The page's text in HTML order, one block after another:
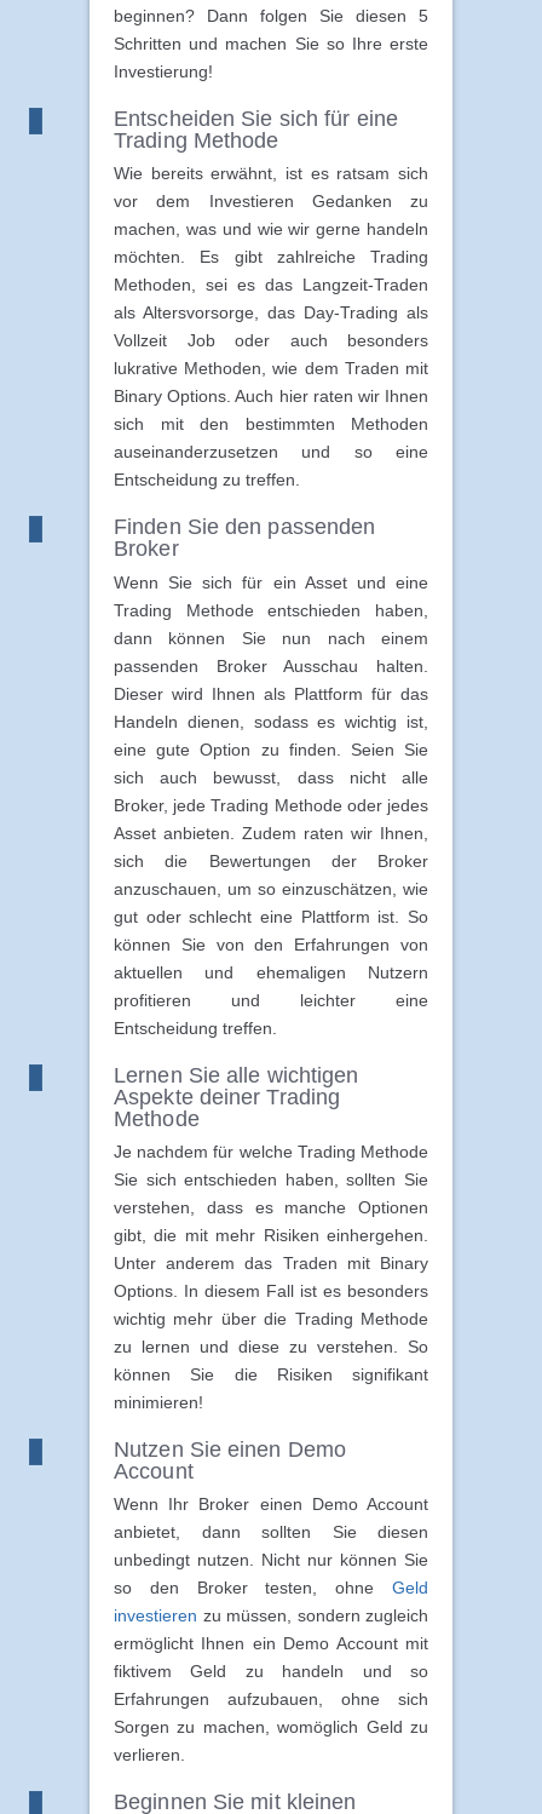
beginnen? Dann folgen Sie diesen 5
Schritten und machen Sie so Ihre erste
Investierung!
Entscheiden Sie sich für eine
Trading Methode
Wie bereits erwähnt, ist es ratsam sich
vor dem Investieren Gedanken zu
machen, was und wie wir gerne handeln
möchten. Es gibt zahlreiche Trading
Methoden, sei es das Langzeit-Traden
als Altersvorsorge, das Day-Trading als
Vollzeit Job oder auch besonders
lukrative Methoden, wie dem Traden mit
Binary Options. Auch hier raten wir Ihnen
sich mit den bestimmten Methoden
auseinanderzusetzen und so eine
Entscheidung zu treffen.
Finden Sie den passenden
Broker
Wenn Sie sich für ein Asset und eine
Trading Methode entschieden haben,
dann können Sie nun nach einem
passenden Broker Ausschau halten.
Dieser wird Ihnen als Plattform für das
Handeln dienen, sodass es wichtig ist,
eine gute Option zu finden. Seien Sie
sich auch bewusst, dass nicht alle
Broker, jede Trading Methode oder jedes
Asset anbieten. Zudem raten wir Ihnen,
sich die Bewertungen der Broker
anzuschauen, um so einzuschätzen, wie
gut oder schlecht eine Plattform ist. So
können Sie von den Erfahrungen von
aktuellen und ehemaligen Nutzern
profitieren und leichter eine
Entscheidung treffen.
Lernen Sie alle wichtigen
Aspekte deiner Trading
Methode
Je nachdem für welche Trading Methode
Sie sich entschieden haben, sollten Sie
verstehen, dass es manche Optionen
gibt, die mit mehr Risiken einhergehen.
Unter anderem das Traden mit Binary
Options. In diesem Fall ist es besonders
wichtig mehr über die Trading Methode
zu lernen und diese zu verstehen. So
können Sie die Risiken signifikant
minimieren!
Nutzen Sie einen Demo
Account
Wenn Ihr Broker einen Demo Account
anbietet, dann sollten Sie diesen
unbedingt nutzen. Nicht nur können Sie
so den Broker testen, ohne Geld
investieren zu müssen, sondern zugleich
ermöglicht Ihnen ein Demo Account mit
fiktivem Geld zu handeln und so
Erfahrungen aufzubauen, ohne sich
Sorgen zu machen, womöglich Geld zu
verlieren.
Beginnen Sie mit kleinen